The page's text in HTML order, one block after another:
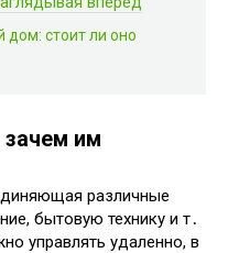
дом: стоит ли оно
им
различные
бытовую технику и т․
управлять удаленно, в